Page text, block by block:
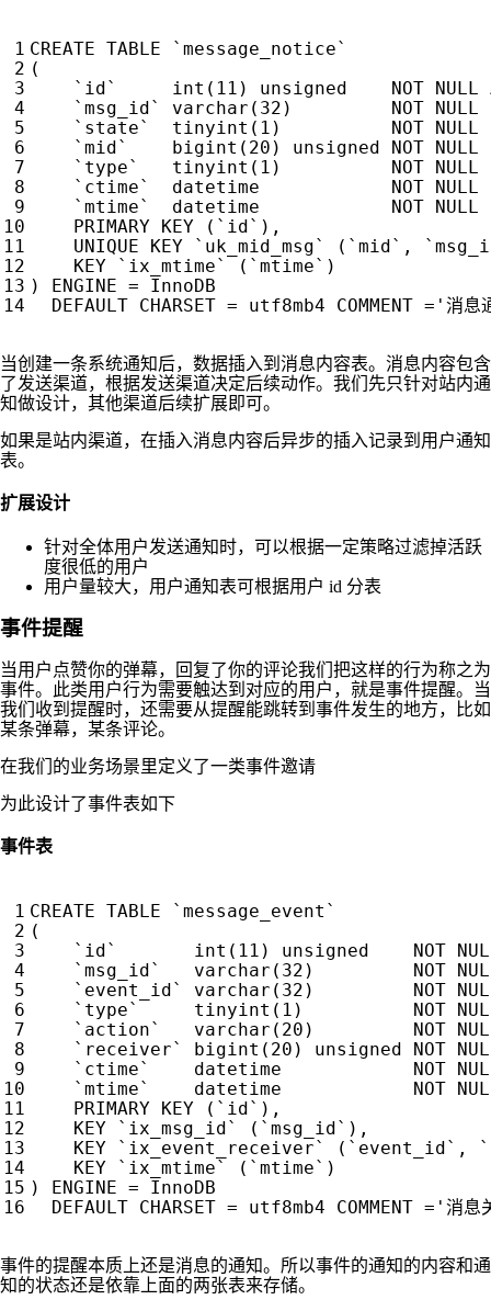
CREATE TABLE ` message_notice `
(
` id ` int ( 11 ) unsigned NOT NULL
` msg_id ` varchar ( 32 ) NOT NULL
` state ` tinyint ( 1 ) NOT NULL
` mid ` bigint ( 20 ) unsigned NOT NULL
` type ` tinyint ( 1 ) NOT NULL
` ctime ` datetime NOT NULL
` mtime ` datetime NOT NULL
PRIMARY
KEY ( ` id ` ),
UNIQUE
KEY ` uk_mid_msg ` ( ` mid ` , `
KEY
` ix_mtime ` ( ` mtime ` )
)
ENGINE =
InnoDB
DEFAULT CHARSET = utf8mb4 COMMENT = '消息
当创建一条系统通知后，数据插入到消息内容表。消息内容包含
了发送渠道，根据发送渠道决定后续动作。我们先只针对站内通
知做设计，其他渠道后续扩展即可。
如果是站内渠道，在插入消息内容后异步的插入记录到用户通知
表。
扩展设计
针对全体用户发送通知时，可以根据一定策略过滤掉活跃
度很低的用户
用户量较大，用户通知表可根据用户 id 分表
事件提醒
当用户点赞你的弹幕，回复了你的评论我们把这样的行为称之为
事件。此类用户行为需要触达到对应的用户，就是事件提醒。当
我们收到提醒时，还需要从提醒能跳转到事件发生的地方，比如
某条弹幕，某条评论。
在我们的业务场景里定义了一类事件邀请
为此设计了事件表如下
事件表
CREATE TABLE ` message_event `
(
` id` int ( 11 ) unsigned NOT
` msg_id` varchar ( 32 ) NOT
` event_id` varchar ( 32 ) NOT
` type` tinyint ( 1 ) NOT
` action` varchar ( 20 ) NOT
` receiver` bigint ( 20 ) unsigned NOT
` ctime` datetime NOT
` mtime` datetime NOT
PRIMARY KEY ( ` id` ),
KEY
` ix_msg_id` ( ` msg_id` ),
KEY
` ix_event_receiver` ( ` event_id` , `
KEY
` ix_mtime` ( ` mtime` )
)
ENGINE =
InnoDB
DEFAULT CHARSET = utf8mb4 COMMENT = '消息
事件的提醒本质上还是消息的通知。所以事件的通知的内容和通
知的状态还是依靠上面的两张表来存储。